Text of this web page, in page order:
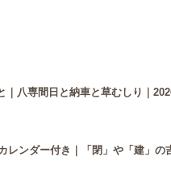
｜八専間日と納車と草むしり｜
レンダー付き｜「閉」や「建」